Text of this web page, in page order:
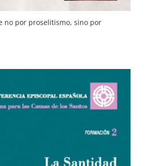
no por proselitismo, sino por